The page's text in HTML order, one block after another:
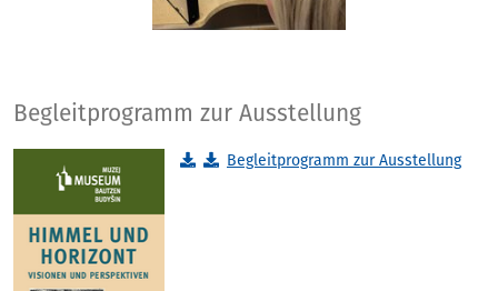
Begleitprogramm zur Ausstellung
Begleitprogramm zur Ausstellung